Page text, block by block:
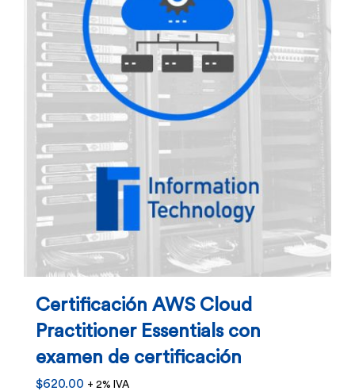
Certificación AWS Cloud
Practitioner Essentials con
examen de certificación
$620.00 + 2% IVA